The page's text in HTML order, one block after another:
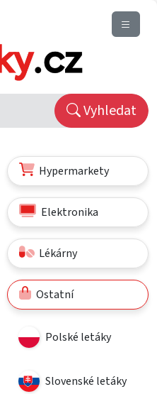
Vyhledat
Hypermarkety
Elektronika
Lékárny
Ostatní
Polské letáky
Slovenské letáky